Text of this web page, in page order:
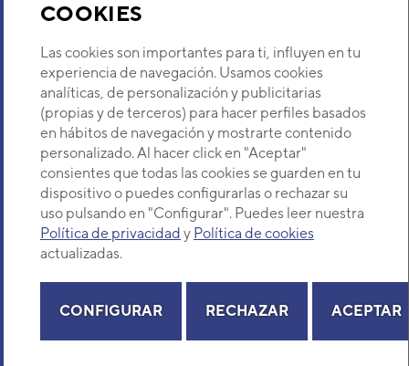
COOKIES
Las cookies son importantes para ti, influyen en tu
experiencia de navegación. Usamos cookies
analíticas, de personalización y publicitarias
(propias y de terceros) para hacer perfiles basados
en hábitos de navegación y mostrarte contenido
personalizado. Al hacer click en "Aceptar"
consientes que todas las cookies se guarden en tu
dispositivo o puedes configurarlas o rechazar su
uso pulsando en "Configurar". Puedes leer nuestra
Política de privacidad y Política de cookies
actualizadas.
CONFIGURAR RECHAZAR ACEPTAR
UNIDAD INTERIOR
AQUATERMIC MULTI-
HYBRID SUELO/TECHO
AQFC09
Código:3IAA0500-Ref. fabricante:AQFC09
UNIDAD INTERIOR AIRE
ACONDICIONADO
Código:3NDA02062-Ref. fabricante:DGF-
Descubre Eurofred
Dónde Estamos
¿Buscas un servicio técnico?
Selecciona provincia